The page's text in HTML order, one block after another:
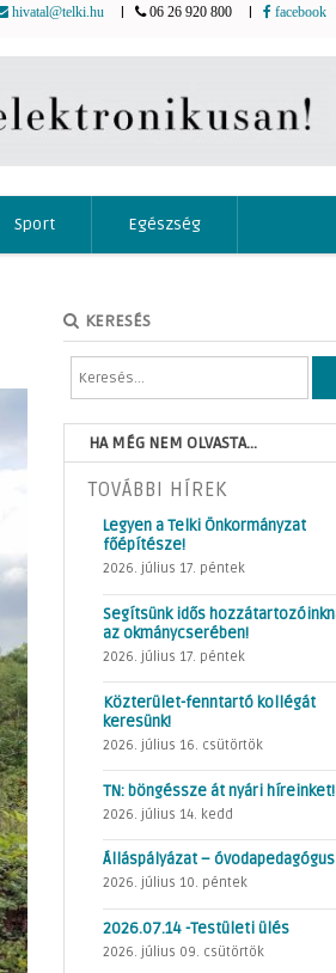
hivatal@telki.hu 06 26 920 800 facebook
Sport Egészség
KERESÉS
HA MÉG NEM OLVASTA...
TOVÁBBI HÍREK
Legyen a Telki Önkormányzat
főépítésze!
2026. július 17. péntek
Segítsünk idős
az okmánycserében!
2026. július 17. péntek
Közterület-fenntartó kollégát
keresünk!
2026. július 16. csütörtök
TN: böngéssze át nyári híreinket!
2026. július 14. kedd
Álláspályázat – óvodapedagógus
2026. július 10. péntek
2026.07.14 -Testületi ülés
2026. július 09. csütörtök